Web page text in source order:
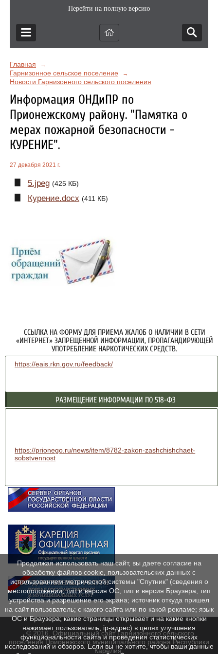
Перейти на полную версию
Главная →
Гарнизонное сельское поселение →
Новости Гарнизонного сельского поселения
Информация ОНДиПР по
Прионежскому району. "Памятка о
мерах пожарной безопасности -
КУРЕНИЕ".
27 декабря 2021 г.
5.jpeg (425 КБ)
Курение.docx (411 КБ)
ССЫЛКА НА ФОРМУ ДЛЯ ПРИЕМА ЖАЛОБ О НАЛИЧИИ В СЕТИ
«ИНТЕРНЕТ» ЗАПРЕЩЕННОЙ ИНФОРМАЦИИ, ПРОПАГАНДИРУЮЩЕЙ
УПОТРЕБЛЕНИЕ НАРКОТИЧЕСКИХ СРЕДСТВ.
https://eais.rkn.gov.ru/feedback/
РАЗМЕЩЕНИЕ ИНФОРМАЦИИ ПО 518-ФЗ
https://prionego.ru/news/item/8782-zakon-zashchishchaet-
sobstvennost
© 2016. Официальный сайт Гарнизонного сельского
поселения Прионежского муниципального района Республики
Карелия.
Продолжая использовать наш сайт, вы даете согласие на
обработку файлов cookie, пользовательских данных с
использованием метрической системы "Спутник" (сведения о
местоположении; тип и версия ОС; тип и версия Браузера; тип
устройства и разрешение его экрана; источник откуда пришел
на сайт пользователь; с какого сайта или по какой рекламе; язык
ОС и Браузера; какие страницы открывает и на какие кнопки
нажимает пользователь; ip-адрес) в целях улучшения
функциональности сайта и проведения статистических
исследований и обзоров. Если вы не хотите, чтобы ваши данные